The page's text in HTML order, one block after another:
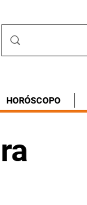
HORÓSCOPO